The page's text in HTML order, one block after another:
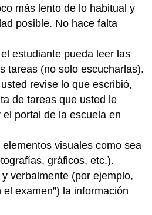
más lento de lo habitual y
posible. No hace falta
estudiante pueda leer las
tareas (no solo escucharlas).
revise lo que escribió,
de tareas que usted le
portal de la escuela en
visuales como sea
gráficos, etc.).
verbalmente (por ejemplo,
el examen”) la información